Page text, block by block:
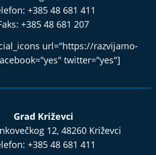
+385 48 681 411
+385 48 681 207
url="https://razvijamo-
twitter="yes"]
Grad Križevci
12, 48260 Križevci
+385 48 681 411